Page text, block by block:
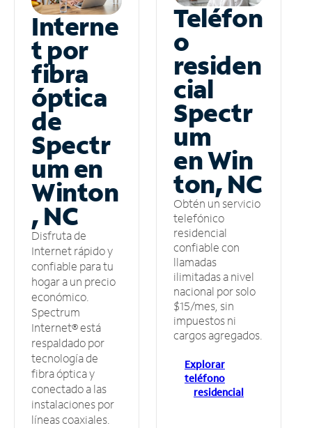
Interne
t por
fibra
óptica
de
Spectr
um en
Winton
, NC
Disfruta de
Internet rápido y
confiable para tu
hogar a un precio
económico.
Spectrum
Internet® está
respaldado por
tecnología de
fibra óptica y
conectado a las
instalaciones por
líneas coaxiales.
Teléfon
o
residen
cial
Spectr
um
en Win
ton, NC
Obtén un servicio
telefónico
residencial
confiable con
llamadas
ilimitadas a nivel
nacional por solo
$15/mes, sin
impuestos ni
cargos agregados.
Explorar
teléfono
residencial